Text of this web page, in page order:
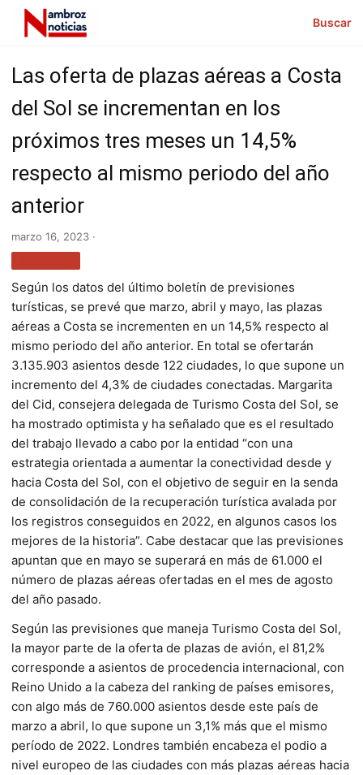
Buscar
Las oferta de plazas aéreas a Costa
del Sol se incrementan en los
próximos tres meses un 14,5%
respecto al mismo periodo del año
anterior
marzo 16, 2023 ·
Según los datos del último boletín de previsiones
turísticas, se prevé que marzo, abril y mayo, las plazas
aéreas a Costa se incrementen en un 14,5% respecto al
mismo periodo del año anterior. En total se ofertarán
3.135.903 asientos desde 122 ciudades, lo que supone un
incremento del 4,3% de ciudades conectadas. Margarita
del Cid, consejera delegada de Turismo Costa del Sol, se
ha mostrado optimista y ha señalado que es el resultado
del trabajo llevado a cabo por la entidad “con una
estrategia orientada a aumentar la conectividad desde y
hacia Costa del Sol, con el objetivo de seguir en la senda
de consolidación de la recuperación turística avalada por
los registros conseguidos en 2022, en algunos casos los
mejores de la historia”. Cabe destacar que las previsiones
apuntan que en mayo se superará en más de 61.000 el
número de plazas aéreas ofertadas en el mes de agosto
del año pasado.
Según las previsiones que maneja Turismo Costa del Sol,
la mayor parte de la oferta de plazas de avión, el 81,2%
corresponde a asientos de procedencia internacional, con
Reino Unido a la cabeza del ranking de países emisores,
con algo más de 760.000 asientos desde este país de
marzo a abril, lo que supone un 3,1% más que el mismo
período de 2022. Londres también encabeza el podio a
nivel europeo de las ciudades con más plazas aéreas hacia